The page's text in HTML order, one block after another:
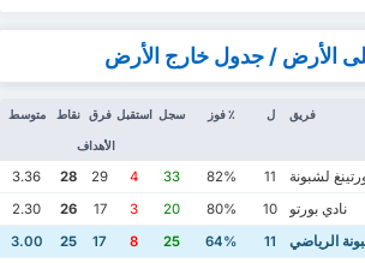
الأرض / جدول خارج الأرض
فريق ل ٪ فوز سجل استقبل فرق
الأهداف
نقاط متوسط
لشبونة 11
82%
33
4
29
28
3.36
نادي بورتو 10
80%
20
3
17
26
2.30
الرياضي 11
64%
25
8
17
25
3.00